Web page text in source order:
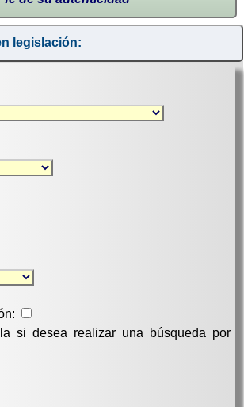
legislación:
si desea realizar una búsqueda por